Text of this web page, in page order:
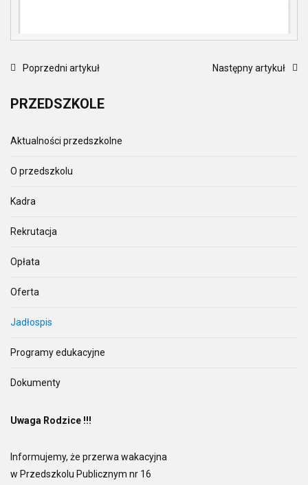
Poprzedni artykuł Następny artykuł
PRZEDSZKOLE
Aktualności przedszkolne
O przedszkolu
Kadra
Rekrutacja
Opłata
Oferta
Jadłospis
Programy edukacyjne
Dokumenty
Uwaga Rodzice !!!
Informujemy, że przerwa wakacyjna
w Przedszkolu Publicznym nr 16